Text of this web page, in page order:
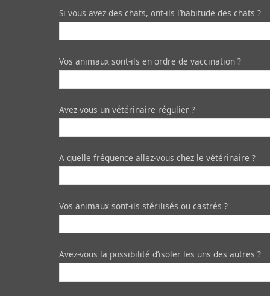
Si vous avez des chats, ont-ils l’habitude des chats ?
Vos animaux sont-ils en ordre de vaccination ?
Avez-vous un vétérinaire régulier ?
A quelle fréquence allez-vous chez le vétérinaire ?
Vos animaux sont-ils stérilisés ou castrés ?
Avez-vous la possibilité d’isoler les uns des autres ?